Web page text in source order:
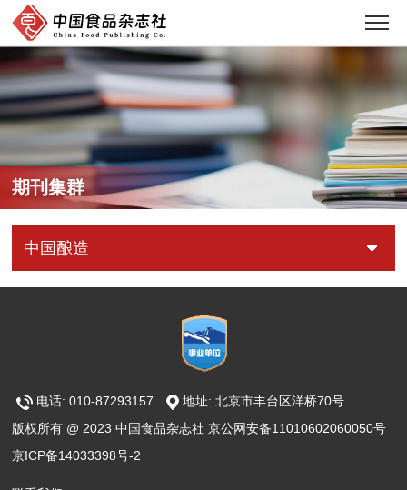
期刊集群
中国酿造
电话: 010-87293157
地址: 北京市丰台区洋桥70号
版权所有 @ 2023 中国食品杂志社 京公网安备11010602060050号
京ICP备14033398号-2